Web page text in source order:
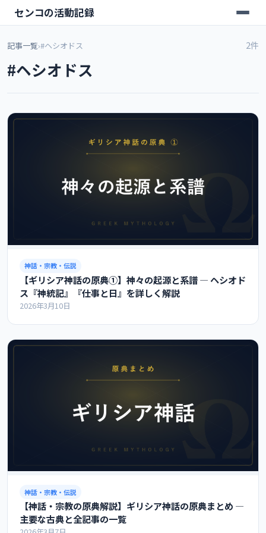
センコの活動記録
記事一覧›#ヘシオドス
#ヘシオドス
2件
神話・宗教・伝説
【ギリシア神話の原典①】神々の起源と系譜 ― ヘシオド
ス『神統記』『仕事と日』を詳しく解説
2026年3月10日
神話・宗教・伝説
【神話・宗教の原典解説】ギリシア神話の原典まとめ ―
主要な古典と全記事の一覧